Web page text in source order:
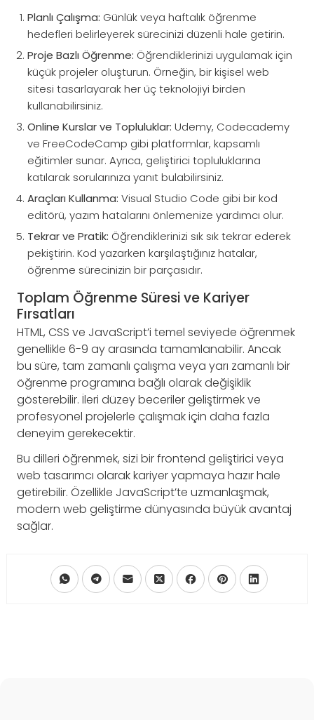
Planlı Çalışma: Günlük veya haftalık öğrenme
hedefleri belirleyerek sürecinizi düzenli hale getirin.
Proje Bazlı Öğrenme: Öğrendiklerinizi uygulamak için
küçük projeler oluşturun. Örneğin, bir kişisel web
sitesi tasarlayarak her üç teknolojiyi birden
kullanabilirsiniz.
Online Kurslar ve Topluluklar: Udemy, Codecademy
ve FreeCodeCamp gibi platformlar, kapsamlı
eğitimler sunar. Ayrıca, geliştirici topluluklarına
katılarak sorularınıza yanıt bulabilirsiniz.
Araçları Kullanma: Visual Studio Code gibi bir kod
editörü, yazım hatalarını önlemenize yardımcı olur.
Tekrar ve Pratik: Öğrendiklerinizi sık sık tekrar ederek
pekiştirin. Kod yazarken karşılaştığınız hatalar,
öğrenme sürecinizin bir parçasıdır.
Toplam Öğrenme Süresi ve Kariyer
Fırsatları
HTML, CSS ve JavaScript’i temel seviyede öğrenmek
genellikle 6-9 ay arasında tamamlanabilir. Ancak
bu süre, tam zamanlı çalışma veya yarı zamanlı bir
öğrenme programına bağlı olarak değişiklik
gösterebilir. İleri düzey beceriler geliştirmek ve
profesyonel projelerle çalışmak için daha fazla
deneyim gerekecektir.
Bu dilleri öğrenmek, sizi bir frontend geliştirici veya
web tasarımcı olarak kariyer yapmaya hazır hale
getirebilir. Özellikle JavaScript’te uzmanlaşmak,
modern web geliştirme dünyasında büyük avantaj
sağlar.